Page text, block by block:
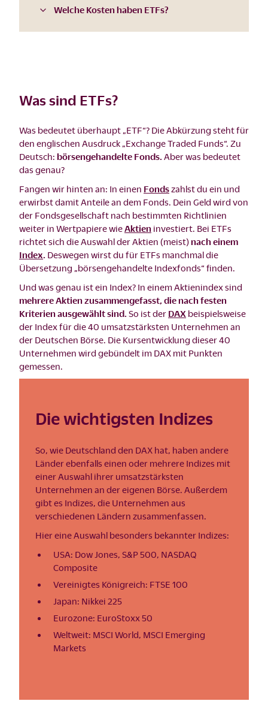
Welche Kosten haben ETFs?
Was sind ETFs?
Was bedeutet überhaupt „ETF“? Die Abkürzung steht für
den englischen Ausdruck „Exchange Traded Funds“. Zu
Deutsch: börsengehandelte Fonds. Aber was bedeutet
das genau?
Fangen wir hinten an: In einen Fonds zahlst du ein und
erwirbst damit Anteile an dem Fonds. Dein Geld wird von
der Fondsgesellschaft nach bestimmten Richtlinien
weiter in Wertpapiere wie Aktien investiert. Bei ETFs
richtet sich die Auswahl der Aktien (meist)nach einem
Index Deswegen wirst du für ETFs manchmal die
Übersetzung „börsengehandelte Indexfonds“ finden.
Und was genau ist ein Index? In einem Aktienindex sind
mehrere Aktien zusammengefasst, die nach festen
Kriterien ausgewählt sind. So ist der DAX beispielsweise
der Index für die 40 umsatzstärksten Unternehmen an
der Deutschen Börse. Die Kursentwicklung dieser 40
Unternehmen wird gebündelt im DAX mit Punkten
gemessen.
Die wichtigsten Indizes
So, wie Deutschland den DAX hat, haben andere
Länder ebenfalls einen oder mehrere Indizes mit
einer Auswahl ihrer umsatzstärksten
Unternehmen an der eigenen Börse. Außerdem
gibt es Indizes, die Unternehmen aus
verschiedenen Ländern zusammenfassen.
Hier eine Auswahl besonders bekannter Indizes:
USA: Dow Jones, S&P 500, NASDAQ
Composite
Vereinigtes Königreich: FTSE 100
Japan: Nikkei 225
Eurozone: EuroStoxx 50
Weltweit: MSCI World, MSCI Emerging
Markets